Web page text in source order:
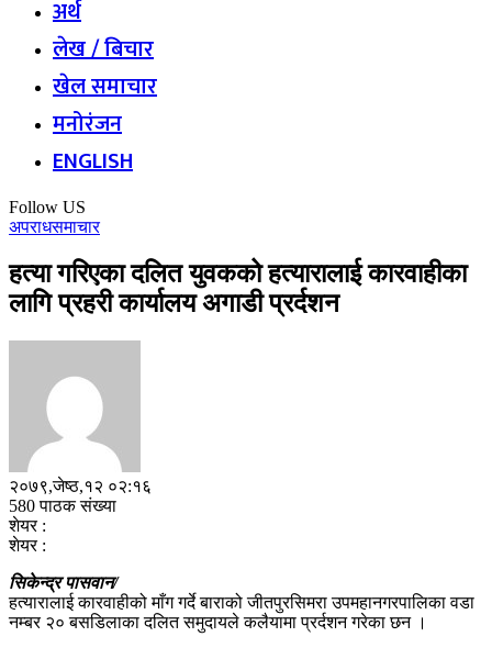
अर्थ
लेख / बिचार
खेल समाचार
मनोरंजन
ENGLISH
Follow US
अपराधसमाचार
हत्या गरिएका दलित युवकको हत्यारालाई कारवाहीका
लागि प्रहरी कार्यालय अगाडी प्रर्दशन
२०७९,जेष्ठ,१२ ०२:१६
580 पाठक संख्या
शेयर :
शेयर :
सिकेन्द्र पासवान/
हत्यारालाई कारवाहीको माँग गर्दे बाराको जीतपुरसिमरा उपमहानगरपालिका वडा
नम्बर २० बसडिलाका दलित समुदायले कलैयामा प्रर्दशन गरेका छन ।